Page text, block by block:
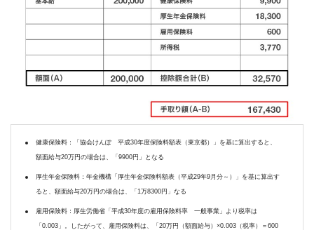
健康保険料：「協会けんぽ 平成30年度保険料額表（東京都）」を基に算出すると、
額面給与20万円の場合は、「9900円」となる
厚生年金保険料：年金機構「厚生年金保険料額表（平成29年9月分～）」を基に算出す
ると、額面給与20万円の場合は、「1万8300円」なる
雇用保険料：厚生労働省「平成30年度の雇用保険料率 一般事業」より税率は
「0.003」。したがって、雇用保険料は、「20万円（額面給与）×0.003（税率）＝600